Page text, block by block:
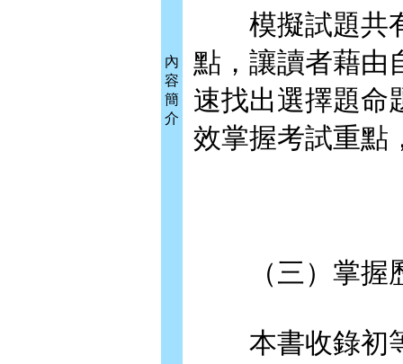
內
容
簡
介
模擬試題共有
點，讓讀者藉由
速找出選擇題命
效掌握考試重點
（三）掌握
本書收錄初等